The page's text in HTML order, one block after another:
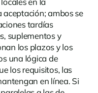
ambos se
tardías
suplementos y
los plazos y los
una lógica de
los requisitos, las
en línea. Si